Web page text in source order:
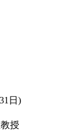
日)
授